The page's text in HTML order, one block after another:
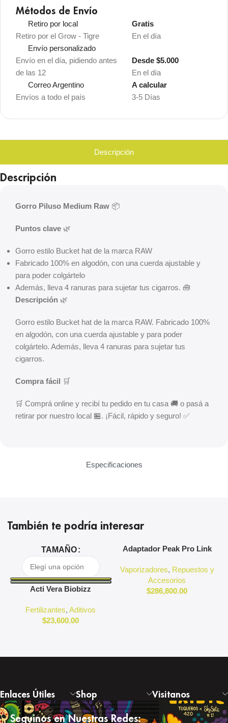
Métodos de Envío
Retiro por local
Retiro por el Grow - Tigre
En el día
Gratis
Envío personalizado
Envío en el día, pidiendo antes
de las 12
En el día
Desde $5.000
Correo Argentino
Envíos a todo el país
3-5 Días
A calcular
Descripción
Especificaciones
Descripción
Gorro Piluso Medium Raw 📦
Puntos clave 🌿
Gorro estilo Bucket hat de la marca RAW
Fabricado 100% en algodón, con una cuerda ajustable y
para poder colgártelo
Además, lleva 4 ranuras para sujetar tus cigarros. 🧰
Descripción 🌿
Gorro estilo Bucket hat de la marca RAW. Fabricado 100%
en algodón, con una cuerda ajustable y para poder
colgártelo. Además, lleva 4 ranuras para sujetar tus
cigarros.
Compra fácil 🛒
🛒 Comprá online y recibí tu pedido en tu casa 🚚 o pasá a
retirar por nuestro local 🏪. ¡Fácil, rápido y seguro! ✅
También te podría interesar
TAMAÑO
Acti Vera Biobizz
Fertilizantes,Aditivos
$23,600.00
Adaptador Peak Pro Link
Vaporizadores, Repuestos y
Accesorios
$286,800.00
Enlaces Útiles Shop Visitanos
Seguinos en Nuestras Redes: